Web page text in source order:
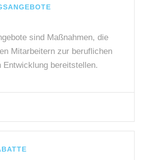
sind Maßnahmen, die
Mitarbeitern zur beruflichen
Entwicklung bereitstellen.